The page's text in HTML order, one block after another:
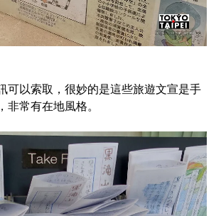
可以索取，很妙的是這些旅遊文宣是手
常有在地風格。